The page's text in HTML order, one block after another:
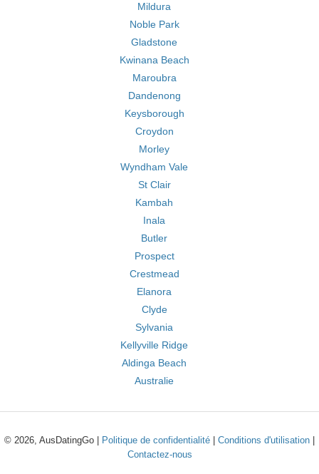
Mildura
Noble Park
Gladstone
Kwinana Beach
Maroubra
Dandenong
Keysborough
Croydon
Morley
Wyndham Vale
St Clair
Kambah
Inala
Butler
Prospect
Crestmead
Elanora
Clyde
Sylvania
Kellyville Ridge
Aldinga Beach
Australie
© 2026, AusDatingGo | Politique de confidentialité Conditions d'utilisation
Contactez-nous